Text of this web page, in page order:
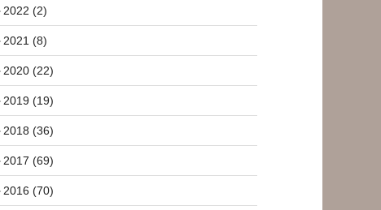
2022 (2)
2021 (8)
2020 (22)
2019 (19)
2018 (36)
2017 (69)
2016 (70)